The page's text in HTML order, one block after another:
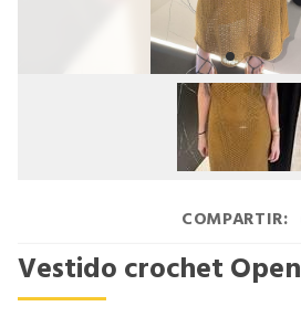
COMPARTIR:
Vestido crochet Open